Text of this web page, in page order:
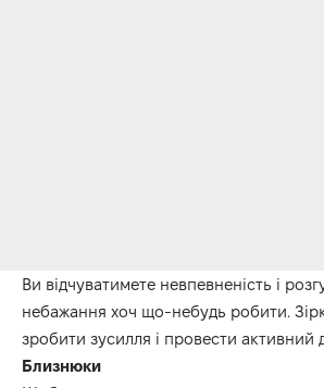
Ви відчуватимете невпевненість і
небажання хоч що-небудь робити.
зробити зусилля і провести активний
Близнюки